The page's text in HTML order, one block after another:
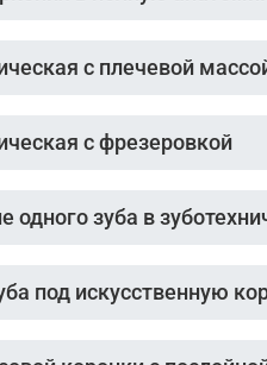
с плечевой
с фрезеровкой
одного зуба в
под искусственную